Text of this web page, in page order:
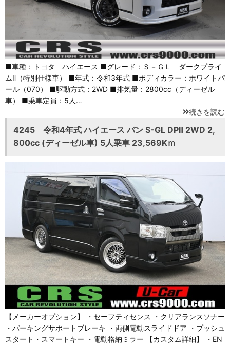
■車種：トヨタ ハイエース ■グレード：Ｓ－ＧＬ ダークプライ
ムⅡ（特別仕様車） ■年式：令和3年式 ■ボディカラー：ホワイトパ
ール（070） ■駆動方式：2WD ■排気量：2800cc（ディーゼル
車） ■乗車定員：5人…
続きを読む
4245 令和4年式 ハイエース バン S-GL DPⅡ 2WD 2,
800cc (ディーゼル車) 5人乗車 23,569Kｍ
【メーカーオプション】 ・セーフティセンス ・クリアランスソナー
・パーキングサポートブレーキ ・両側電動スライドドア ・プッシュ
スタート・スマートキー ・電動格納ミラー 【カスタム詳細】 ・EN